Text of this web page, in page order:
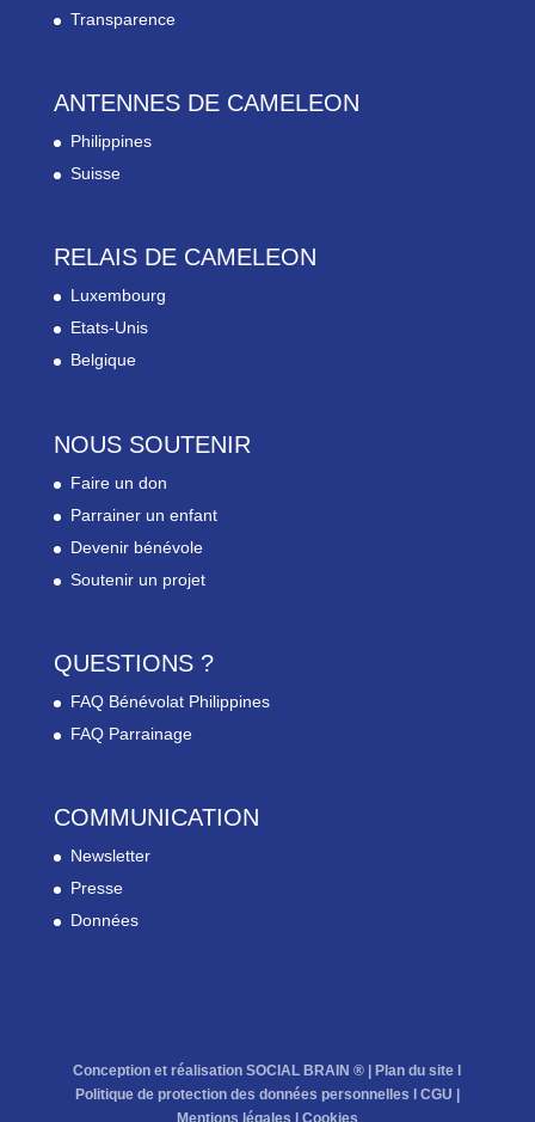
Transparence
ANTENNES DE CAMELEON
Philippines
Suisse
RELAIS DE CAMELEON
Luxembourg
Etats-Unis
Belgique
NOUS SOUTENIR
Faire un don
Parrainer un enfant
Devenir bénévole
Soutenir un projet
QUESTIONS ?
FAQ Bénévolat Philippines
FAQ Parrainage
COMMUNICATION
Newsletter
Presse
Données
Conception et réalisation SOCIAL BRAIN ® | Plan du site
Politique de protection des données personnelles
CGU